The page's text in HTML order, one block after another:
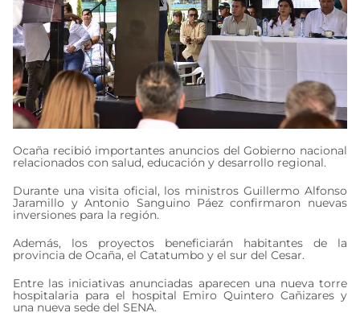
Ocaña recibió importantes anuncios del Gobierno nacional
relacionados con salud, educación y desarrollo regional.
Durante una visita oficial, los ministros Guillermo Alfonso
Jaramillo y Antonio Sanguino Páez confirmaron nuevas
inversiones para la región.
Además, los proyectos beneficiarán habitantes de la
provincia de Ocaña, el Catatumbo y el sur del Cesar.
Entre las iniciativas anunciadas aparecen una nueva torre
hospitalaria para el hospital Emiro Quintero Cañizares y
una nueva sede del SENA.